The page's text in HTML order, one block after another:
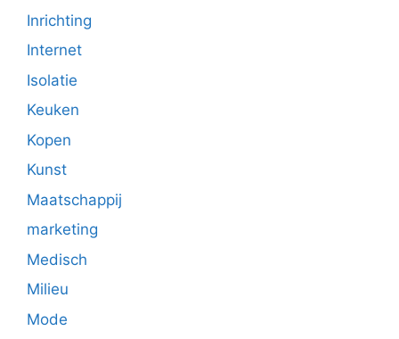
Inrichting
Internet
Isolatie
Keuken
Kopen
Kunst
Maatschappij
marketing
Medisch
Milieu
Mode